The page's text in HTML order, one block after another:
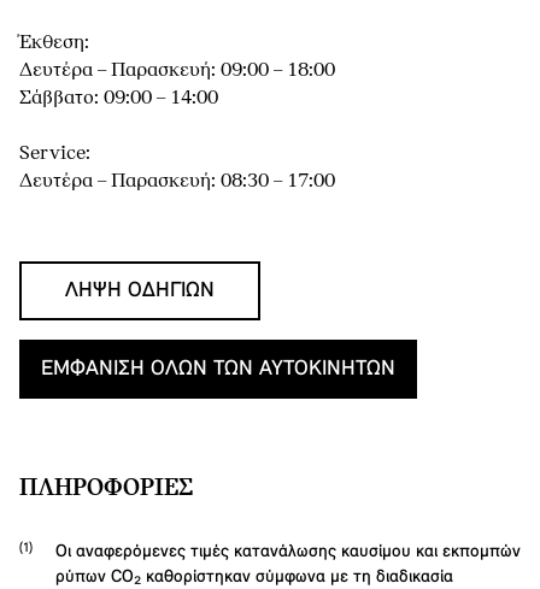
Έκθεση:
Δευτέρα – Παρασκευή: 09:00 – 18:00
Σάββατο: 09:00 – 14:00
Service:
Δευτέρα – Παρασκευή: 08:30 – 17:00
ΛΉΨΗ ΟΔΗΓΙΏΝ
ΕΜΦΆΝΙΣΗ ΌΛΩΝ ΤΩΝ ΑΥΤΟΚΙΝΉΤΩΝ
ΠΛΗΡΟΦΟΡΊΕΣ
Οι αναφερόμενες τιμές κατανάλωσης καυσίμου και εκπομπών
ρύπων CO₂ καθορίστηκαν σύμφωνα με τη διαδικασία